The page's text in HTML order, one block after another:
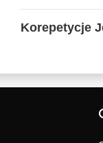
Korepetycje